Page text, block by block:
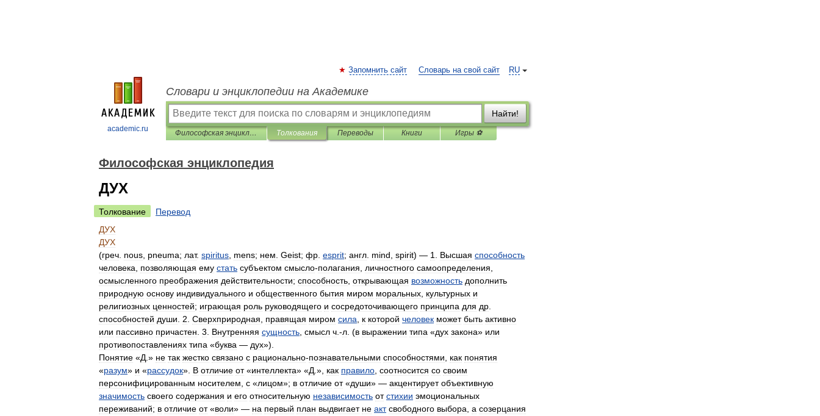
academic.ru
RU
Запомнить сайт Словарь на свой сайт
Словари и энциклопедии на Академике
Найти!
Философская энциклопедия Толкования Переводы Книги Игры ⚽
Философская энциклопедия
ДУХ
Толкование
Перевод
ДУХ
ДУХ
(греч nous pneuma; лат. spiritus mens; нем Geist; фр esprit; англ mind spirit) — 1 Высшая способность
человека
позволяющая ему стать субъектом смысло-полагания личностного самоопределения
осмысленного преображения действительности; способность открывающая возможность дополнить
природную основу индивидуального и общественного бытия миром моральных культурных и
религиозных ценностей; играющая роль руководящего и сосредоточивающего принципа для др
способностей души 2 Сверхприродная правящая миром сила к которой человек может быть активно
или пассивно причастен 3 Внутренняя сущность смысл ч .-л . (в выражении типа «дух закона» или
противопоставлениях типа «буква — дух»).
Понятие «Д .» не так жестко связано с рационально-познавательными способностями как понятия
«разум» и «рассудок». В отличие от«интеллекта» «Д .», как правило соотносится со своим
персонифицированным носителем с «лицом»; в отличие от«души» — акцентирует объективную
значимость своего содержания и его относительную независимость от стихии эмоциональных
переживаний; в отличие от«воли» — на первый план выдвигает не акт свободного выбора а созерцания